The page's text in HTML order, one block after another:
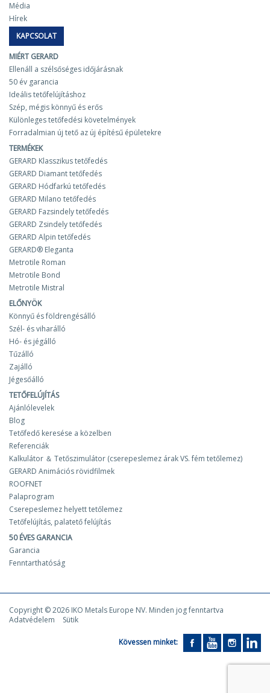
Média
Hírek
KAPCSOLAT
MIÉRT GERARD
Ellenáll a szélsőséges időjárásnak
50 év garancia
Ideális tetőfelújításhoz
Szép, mégis könnyű és erős
Különleges tetőfedési követelmények
Forradalmian új tető az új építésű épületekre
TERMÉKEK
GERARD Klasszikus tetőfedés
GERARD Diamant tetőfedés
GERARD Hódfarkú tetőfedés
GERARD Milano tetőfedés
GERARD Fazsindely tetőfedés
GERARD Zsindely tetőfedés
GERARD Alpin tetőfedés
GERARD® Eleganta
Metrotile Roman
Metrotile Bond
Metrotile Mistral
ELŐNYÖK
Könnyű és földrengésálló
Szél- és viharálló
Hó- és jégálló
Tűzálló
Zajálló
Jégesőálló
TETŐFELÚJÍTÁS
Ajánlólevelek
Blog
Tetőfedő keresése a közelben
Referenciák
Kalkulátor ＆ Tetőszimulátor (cserepeslemez árak VS. fém tetőlemez)
GERARD Animációs rövidfilmek
ROOFNET
Palaprogram
Cserepeslemez helyett tetőlemez
Tetőfelújítás, palatető felújítás
50 ÉVES GARANCIA
Garancia
Fenntarthatóság
Copyright © 2026 IKO Metals Europe NV. Minden jog fenntartva
Adatvédelem
Sütik
Kövessen minket: